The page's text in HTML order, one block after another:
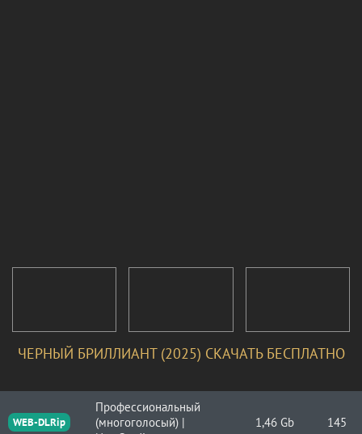
ЧЕРНЫЙ БРИЛЛИАНТ (2025) СКАЧАТЬ БЕСПЛАТНО
WEB-DLRip
Профессиональный
(многоголосый) |
1,46 Gb 145